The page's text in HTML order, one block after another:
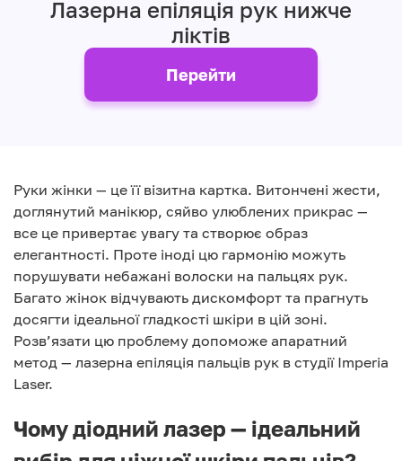
Лазерна епіляція рук нижче
ліктів
Перейти
Руки жінки — це її візитна картка. Витончені жести,
доглянутий манікюр, сяйво улюблених прикрас —
все це привертає увагу та створює образ
елегантності. Проте іноді цю гармонію можуть
порушувати небажані волоски на пальцях рук.
Багато жінок відчувають дискомфорт та прагнуть
досягти ідеальної гладкості шкіри в цій зоні.
Розв’язати цю проблему допоможе апаратний
метод — лазерна епіляція пальців рук в студії Imperia
Laser.
Чому діодний лазер — ідеальний